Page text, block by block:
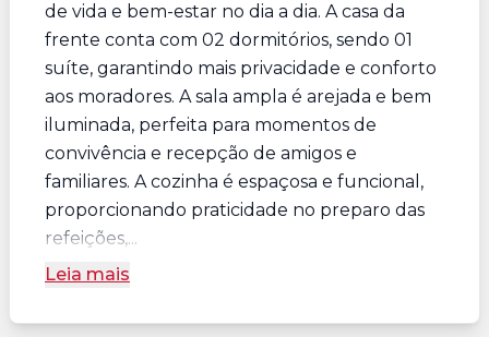
de vida e bem-estar no dia a dia. A casa da
frente conta com 02 dormitórios, sendo 01
suíte, garantindo mais privacidade e conforto
aos moradores. A sala ampla é arejada e bem
iluminada, perfeita para momentos de
convivência e recepção de amigos e
familiares. A cozinha é espaçosa e funcional,
proporcionando praticidade no preparo das
refeições,...
Leia mais